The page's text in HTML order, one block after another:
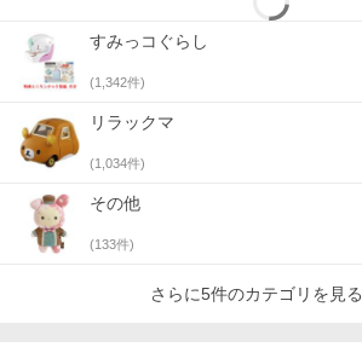
すみっコぐらし
(1,342件)
リラックマ
(1,034件)
その他
(133件)
さらに5件のカテゴリを見る